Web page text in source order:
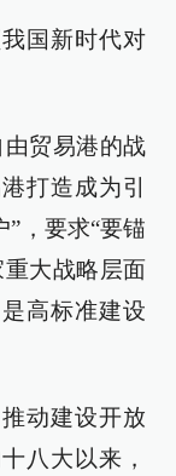
国新时代对
贸易港的战
打造成为引
，要求“要锚
大战略层面
高标准建设
动建设开放
八大以来，